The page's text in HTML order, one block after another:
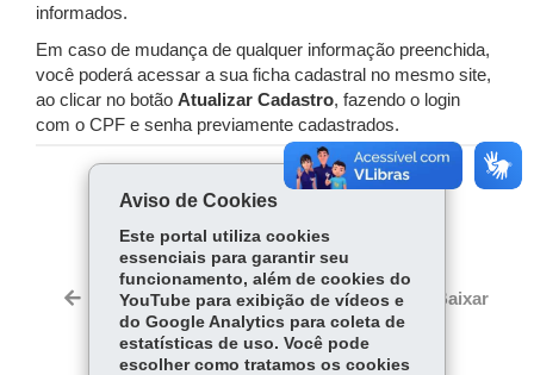
informados.
Em caso de mudança de qualquer informação preenchida,
você poderá acessar a sua ficha cadastral no mesmo site,
ao clicar no botão Atualizar Cadastro, fazendo o login
com o CPF e senha previamente cadastrados.
COMPARTILHE:
Fa
ce
bo
ok
ha
ts
Ap
p
Voltar Início Imprimir Baixar
Aviso de Cookies
Este portal utiliza cookies
essenciais para garantir seu
funcionamento, além de cookies do
YouTube para exibição de vídeos e
do Google Analytics para coleta de
estatísticas de uso. Você pode
escolher como tratamos os cookies